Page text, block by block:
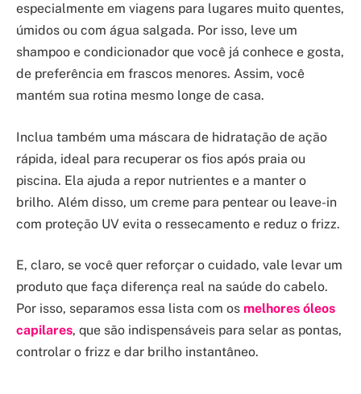
especialmente em viagens para lugares muito quentes,
úmidos ou com água salgada. Por isso, leve um
shampoo e condicionador que você já conhece e gosta,
de preferência em frascos menores. Assim, você
mantém sua rotina mesmo longe de casa.
Inclua também uma máscara de hidratação de ação
rápida, ideal para recuperar os fios após praia ou
piscina. Ela ajuda a repor nutrientes e a manter o
brilho. Além disso, um creme para pentear ou leave-in
com proteção UV evita o ressecamento e reduz o frizz.
E, claro, se você quer reforçar o cuidado, vale levar um
produto que faça diferença real na saúde do cabelo.
Por isso, separamos essa lista com os melhores óleos
capilares, que são indispensáveis para selar as pontas,
controlar o frizz e dar brilho instantâneo.